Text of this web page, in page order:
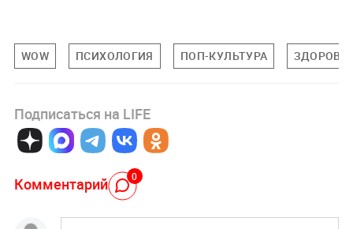
WOW ПСИХОЛОГИЯ ПОП-КУЛЬТУРА
Подписаться на LIFE
Комментарий 0